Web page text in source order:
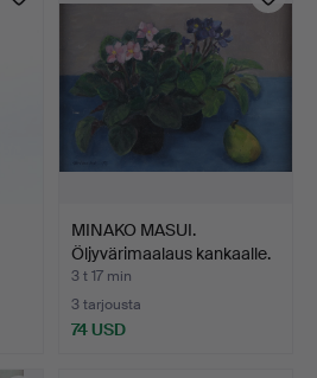
MINAKO MASUI.
Öljyvärimaalaus kankaalle.
A…
3 t 17 min
3 tarjousta
74 USD